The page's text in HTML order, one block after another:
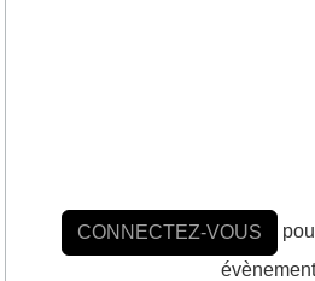
CONNECTEZ-VOUS